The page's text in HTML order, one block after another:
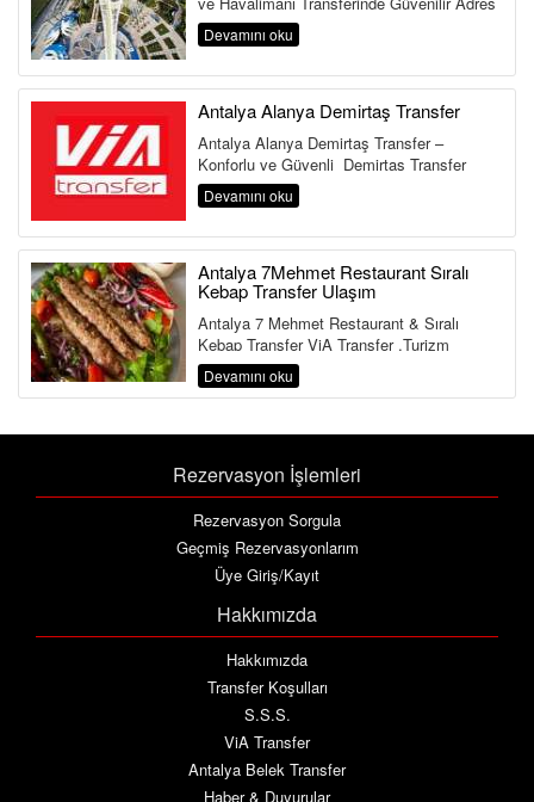
Antalya Aksu Transfer Hi...
Devamını oku
Antalya Alanya Demirtaş Transfer
Antalya Alanya Demirtaş Transfer –
Konforlu ve Güvenli Demirtaş Transfer
Hizmeti Antalya Havalimanı&...
Devamını oku
Antalya 7Mehmet Restaurant Sıralı
Kebap Transfer Ulaşım
Antalya 7 Mehmet Restaurant & Sıralı
Kebap Transfer ViA Transfer ,Turizm
Bakanlığı ve Ulaştırma Bakanlığına Bağlı ...
Devamını oku
Rezervasyon İşlemleri
Rezervasyon Sorgula
Geçmiş Rezervasyonlarım
Üye Giriş/Kayıt
Hakkımızda
Hakkımızda
Transfer Koşulları
S.S.S.
ViA Transfer
Antalya Belek Transfer
Haber & Duyurular